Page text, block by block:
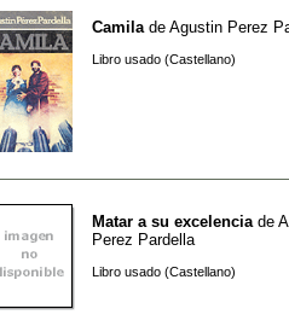
Camila de Agustin Perez
Libro usado (Castellano)
Matar a su excelencia de
Perez Pardella
Libro usado (Castellano)